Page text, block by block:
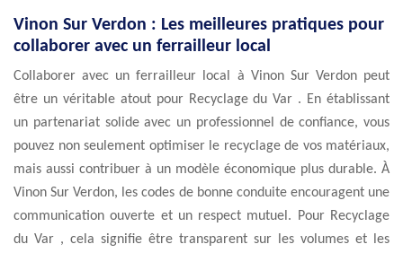
Vinon Sur Verdon : Les meilleures pratiques pour
collaborer avec un ferrailleur local
Collaborer avec un ferrailleur local à Vinon Sur Verdon peut
être un véritable atout pour Recyclage du Var . En établissant
un partenariat solide avec un professionnel de confiance, vous
pouvez non seulement optimiser le recyclage de vos matériaux,
mais aussi contribuer à un modèle économique plus durable. À
Vinon Sur Verdon, les codes de bonne conduite encouragent une
communication ouverte et un respect mutuel. Pour Recyclage
du Var , cela signifie être transparent sur les volumes et les